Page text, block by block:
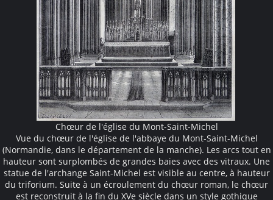
Chœur de l'église du Mont-Saint-Michel
Vue du chœur de l'église de l'abbaye du Mont-Saint-Michel
(Normandie, dans le département de la manche). Les arcs tout en
hauteur sont surplombés de grandes baies avec des vitraux. Une
statue de l'archange Saint-Michel est visible au centre, à hauteur
du triforium. Suite à un écroulement du chœur roman, le chœur
est reconstruit à la fin du XVe siècle dans un style gothique